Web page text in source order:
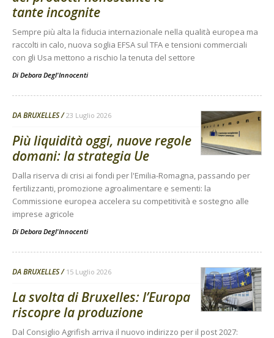
tante incognite
Sempre più alta la fiducia internazionale nella qualità europea ma
raccolti in calo, nuova soglia EFSA sul TFA e tensioni commerciali
con gli Usa mettono a rischio la tenuta del settore
Di Debora Degl'Innocenti
DA BRUXELLES 23 Luglio 2026
Più liquidità oggi, nuove regole
domani: la strategia Ue
Dalla riserva di crisi ai fondi per l'Emilia-Romagna, passando per
fertilizzanti, promozione agroalimentare e sementi: la
Commissione europea accelera su competitività e sostegno alle
imprese agricole
Di Debora Degl'Innocenti
DA BRUXELLES 15 Luglio 2026
La svolta di Bruxelles: l’Europa
riscopre la produzione
Dal Consiglio Agrifish arriva il nuovo indirizzo per il post 2027: